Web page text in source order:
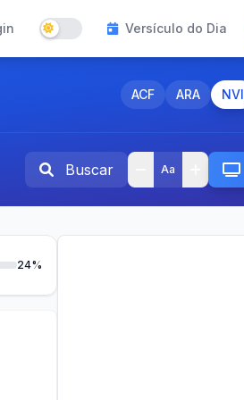
Versículo do Dia
ACF ARA NVI
Buscar Aa
24%